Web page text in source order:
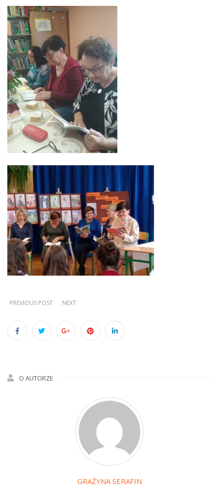
PREVIOUS POST NEXT
O AUTORZE
GRAŻYNA SERAFIN